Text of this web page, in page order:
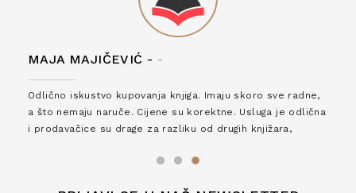
MAJA MAJIČEVIĆ - -
Odlično iskustvo kupovanja knjiga. Imaju skoro sve radne,
a što nemaju naruče. Cijene su korektne. Usluga je odlična
i prodavačice su drage za razliku od drugih knjižara,